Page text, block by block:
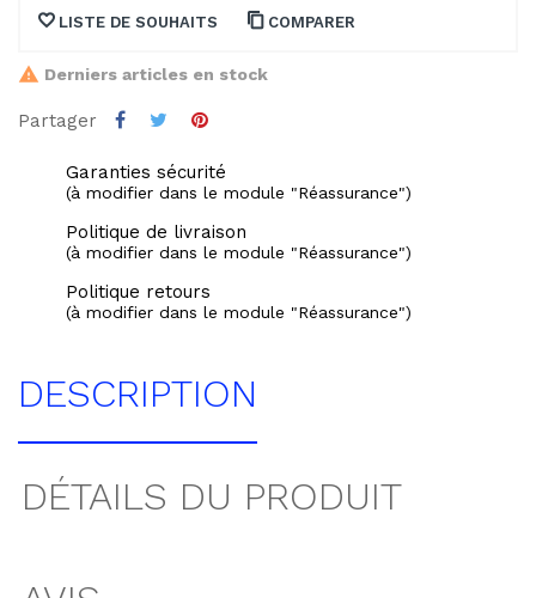
LISTE DE SOUHAITS COMPARER
Derniers articles en stock
Partager
Garanties sécurité
(à modifier dans le module "Réassurance")
Politique de livraison
(à modifier dans le module "Réassurance")
Politique retours
(à modifier dans le module "Réassurance")
DESCRIPTION
DÉTAILS DU PRODUIT